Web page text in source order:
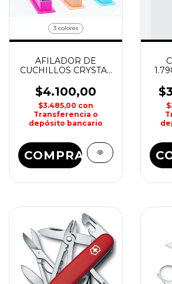
3 colores
AFILADOR DE
CUCHILLOS CRYSTAL
$4.100,00
$3.485,00 con
Transferencia o
depósito bancario
COMPRAR